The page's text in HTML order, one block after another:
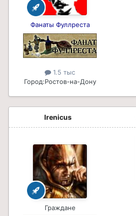
Фанаты Фуллреста
1.5 тыс
Город:Ростов-на-Дону
Irenicus
Граждане